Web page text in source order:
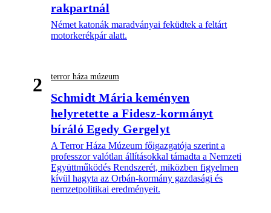
rakpartnál
Német katonák maradványai feküdtek a feltárt
motorkerékpár alatt.
2 terror háza múzeum
Schmidt Mária keményen
helyretette a Fidesz-kormányt
bíráló Egedy Gergelyt
A Terror Háza Múzeum főigazgatója szerint a
professzor valótlan állításokkal támadta a Nemzeti
Együttműködés Rendszerét, miközben figyelmen
kívül hagyta az Orbán-kormány gazdasági és
nemzetpolitikai eredményeit.